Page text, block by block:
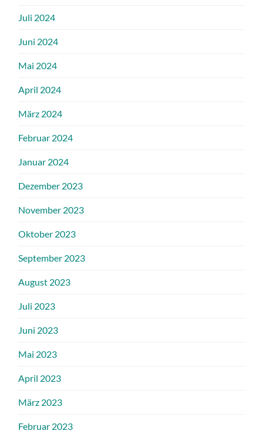
Juli 2024
Juni 2024
Mai 2024
April 2024
März 2024
Februar 2024
Januar 2024
Dezember 2023
November 2023
Oktober 2023
September 2023
August 2023
Juli 2023
Juni 2023
Mai 2023
April 2023
März 2023
Februar 2023